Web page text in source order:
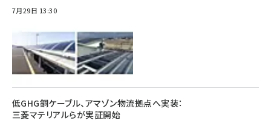
7月29日 13:30
低GHG銅ケーブル、アマゾン物流拠点へ実装：
三菱マテリアルらが実証開始